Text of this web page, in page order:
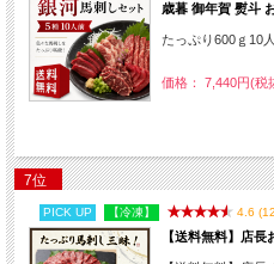
歳暮 御年賀 熨斗
たっぷり600ｇ10
価格： 7,440円(税
7位
PICK UP 【冷凍】 4.6
【送料無料】店